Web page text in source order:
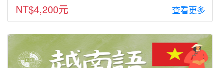
NT$4,200元 查看更多